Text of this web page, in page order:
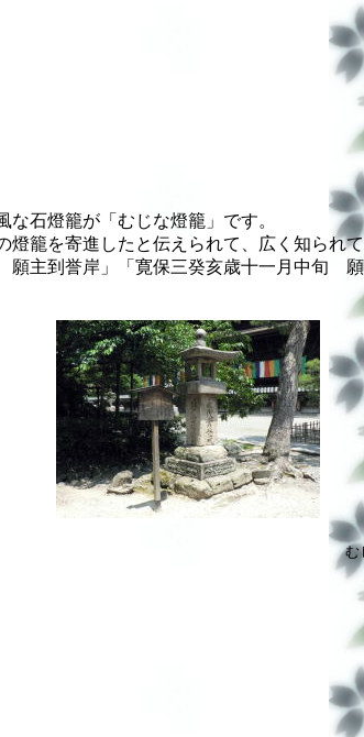
石燈籠が「むじな燈籠」です。
籠を寄進したと伝えられて、広く知られて
主到誉岸」「寛保三癸亥歳十一月中旬 願
む